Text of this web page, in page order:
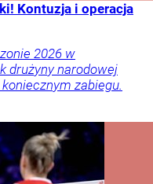
Kontuzja i operacja
2026 w
drużyny narodowej
zabiegu.